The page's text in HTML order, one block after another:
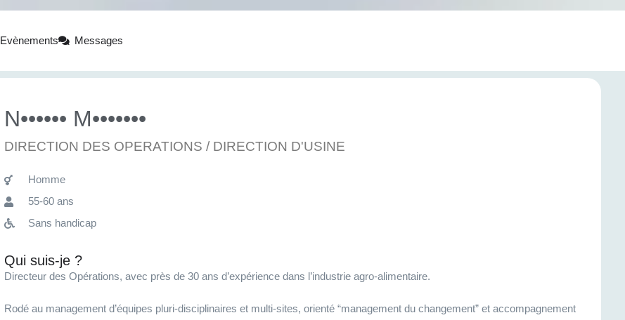
Evènements Messages
N•••••• M•••••••
DIRECTION DES OPERATIONS / DIRECTION D'USINE
Homme
55-60 ans
Sans handicap
Qui suis-je ?
Directeur des Opérations, avec près de 30 ans d’expérience dans l’industrie agro-alimentaire.
Rodé au management d’équipes pluri-disciplinaires et multi-sites, orienté “management du changement” et accompagnement